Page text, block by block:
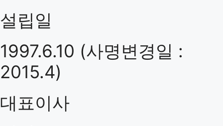
설립일
1997.6.10 (사명변경일 :
2015.4)
대표이사